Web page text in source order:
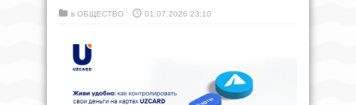
в ОБЩЕСТВО 01.07.2026 23:10